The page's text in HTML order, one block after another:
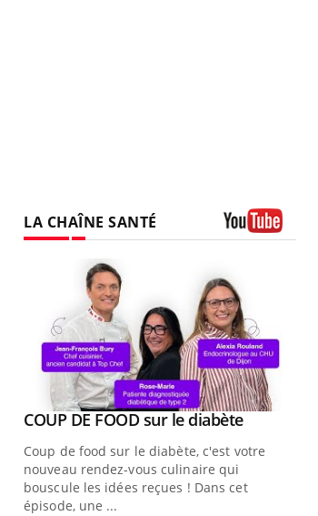
LA CHAÎNE SANTÉ
Youtube
COUP DE FOOD sur le diabèteYoutube
Coup de food sur le diabète, c'est votre
nouveau rendez-vous culinaire qui
bouscule les idées reçues ! Dans cet
épisode, une ...